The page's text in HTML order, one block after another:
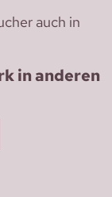
auch in
in anderen